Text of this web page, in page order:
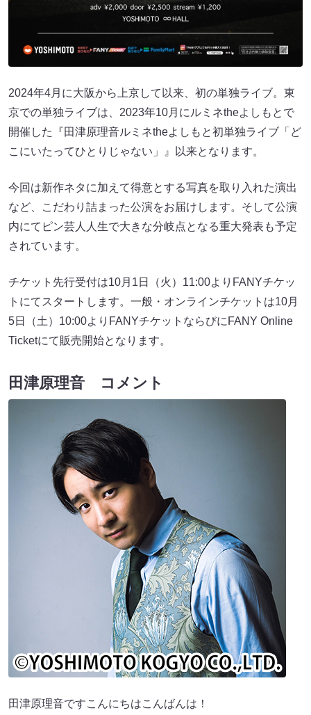
2024年4月に大阪から上京して以来、初の単独ライブ。東
京での単独ライブは、2023年10月にルミネtheよしもとで
開催した『田津原理音ルミネtheよしもと初単独ライブ「ど
こにいたってひとりじゃない」』以来となります。
今回は新作ネタに加えて得意とする写真を取り入れた演出
など、こだわり詰まった公演をお届けします。そして公演
内にてピン芸人人生で大きな分岐点となる重大発表も予定
されています。
チケット先行受付は10月1日（火）11:00よりFANYチケッ
トにてスタートします。一般・オンラインチケットは10月
5日（土）10:00よりFANYチケットならびにFANY Online
Ticketにて販売開始となります。
田津原理音 コメント
田津原理音ですこんにちはこんばんは！